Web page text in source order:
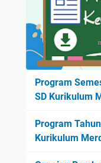
Program
SD Kurikulum
Program
Kurikulum